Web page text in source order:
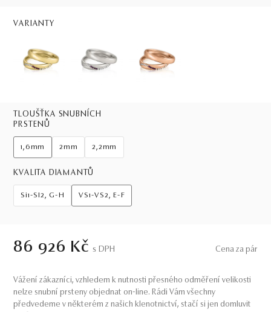
VARIANTY
TLOUŠŤKA SNUBNÍCH
PRSTENŮ
1,6mm 2mm 2,2mm
KVALITA DIAMANTŮ
Si1-SI2, G-H VS1-VS2, E-F
86 926 Kč S DPH Cena za pár
Vážení zákazníci, vzhledem k nutnosti přesného odměření velikosti
nelze snubní prsteny objednat on-line. Rádi Vám všechny
předvedeme v některém z našich klenotnictví, stačí si jen domluvit